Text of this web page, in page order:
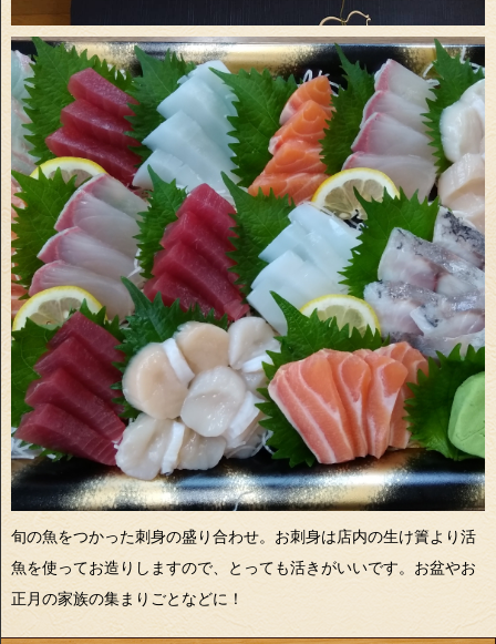
旬の魚をつかった刺身の盛り合わせ。お刺身は店内の生け簀より活
魚を使ってお造りしますので、とっても活きがいいです。お盆やお
正月の家族の集まりごとなどに！